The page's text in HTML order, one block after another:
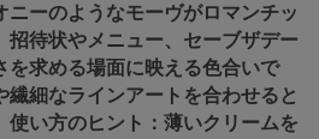
ニーのようなモーヴがロマンチッ
招待状やメニュー、セーブザデー
を求める場面に映える色合いで
細なラインアートを合わせると
使い方のヒント：薄いクリームを